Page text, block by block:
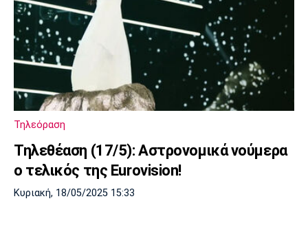
Τηλεόραση
Τηλεθέαση (17/5): Αστρονομικά νούμερα
ο τελικός της Eurovision!
Κυριακή, 18/05/2025 15:33